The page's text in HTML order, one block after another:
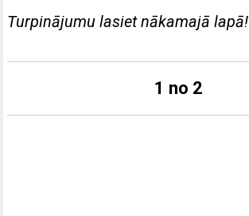
Turpinājumu lasiet nākamajā lapā!
1 no 2